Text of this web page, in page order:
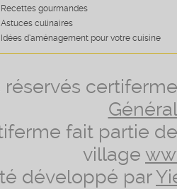
Recettes gourmandes
Astuces culinaires
Idées d’aménagement pour votre cuisine
réservés
fait partie
village
développé par